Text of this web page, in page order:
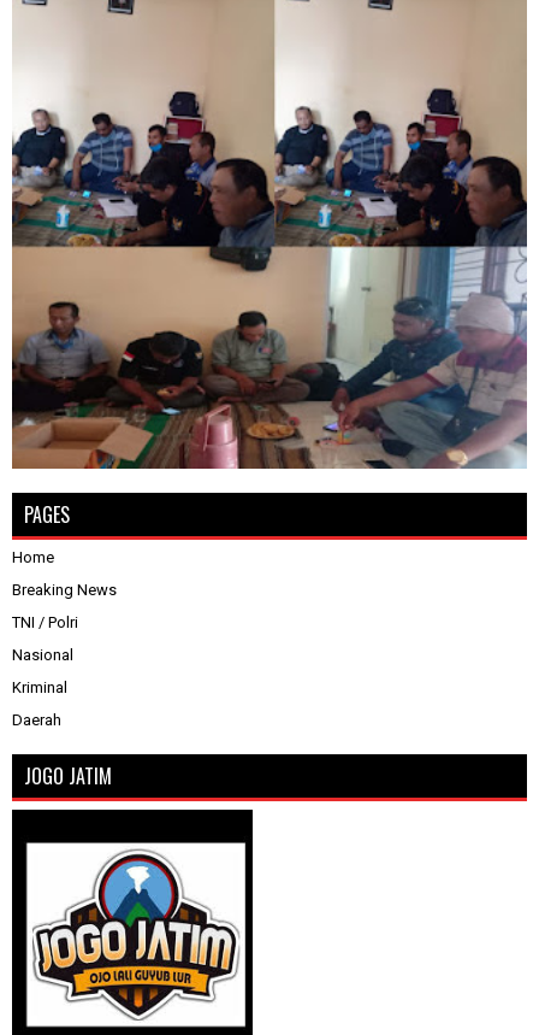
PAGES
Home
Breaking News
TNI / Polri
Nasional
Kriminal
Daerah
JOGO JATIM